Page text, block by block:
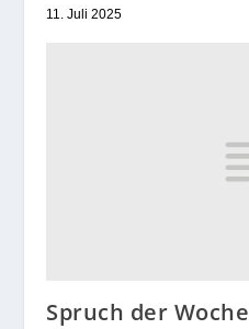
11. Juli 2025
Spruch der Woche